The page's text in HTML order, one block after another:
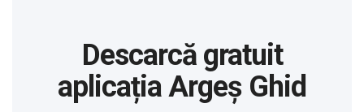
Descarcă gratuit
aplicația Argeș Ghid